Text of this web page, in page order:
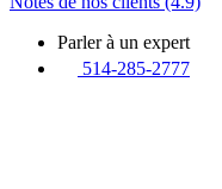
Parler à un expert
514-285-2777